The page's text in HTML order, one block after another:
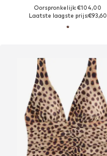
Oorspronkelijk: €104,00
Laatste laagste prijs:€93,60